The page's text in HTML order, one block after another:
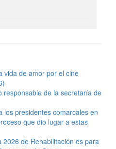
vida de amor por el cine
responsable de la secretaría de
los presidentes comarcales en
que dio lugar a estas
2026 de Rehabilitación es para